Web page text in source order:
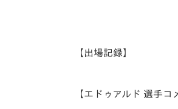
【出場記録】
【エドゥアルド 選手コ